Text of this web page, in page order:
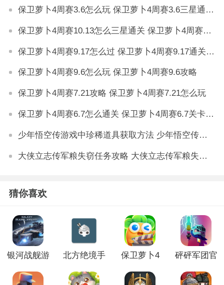
保卫萝卜4周赛3.6怎么玩 保卫萝卜4周赛3.6三星通关攻略
保卫萝卜4周赛10.13怎么三星通关 保卫萝卜4周赛10.13攻略
保卫萝卜4周赛9.17怎么过 保卫萝卜4周赛9.17通关攻略
保卫萝卜4周赛9.6怎么玩 保卫萝卜4周赛9.6攻略
保卫萝卜4周赛7.21攻略 保卫萝卜4周赛7.21怎么玩
保卫萝卜4周赛6.7怎么通关 保卫萝卜4周赛6.7关卡攻略
少年悟空传游戏中珍稀道具获取方法 少年悟空传游戏珍稀道具如何获取
大侠立志传军粮失窃任务攻略 大侠立志传军粮失窃任务如何做
猜你喜欢
银河战舰游
北方绝境手
保卫萝卜4
砰砰军团官